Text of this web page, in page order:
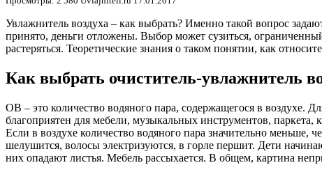
Увлажнитель воздуха – как выбрать? Именно такой вопрос
принято, деньги отложены. Выбор может сузиться,
растеряться. Теоретические знания о таком понятии, как
Как выбрать очиститель-увлажнитель
ОВ – это количество водяного пара, содержащегося в воздухе.
благоприятен для мебели, музыкальных инструментов,
Если в воздухе количество водяного пара значительно меньше,
шелушится, волосы электризуются, в горле першит. Дети
них опадают листья. Мебель рассыхается. В общем, картина